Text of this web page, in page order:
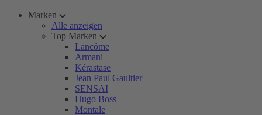
Marken
Alle anzeigen
Top Marken
Lancôme
Armani
Kérastase
Jean Paul Gaultier
SENSAI
Hugo Boss
Montale